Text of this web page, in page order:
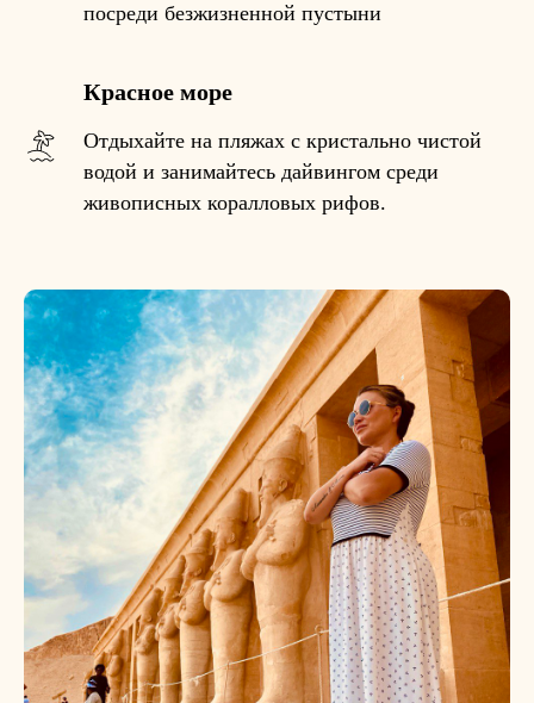
посреди безжизненной пустыни
Красное море
Отдыхайте на пляжах с кристально чистой
водой и занимайтесь дайвингом среди
живописных коралловых рифов.